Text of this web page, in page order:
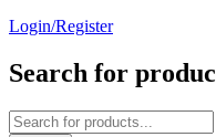
Login/Register
Search for